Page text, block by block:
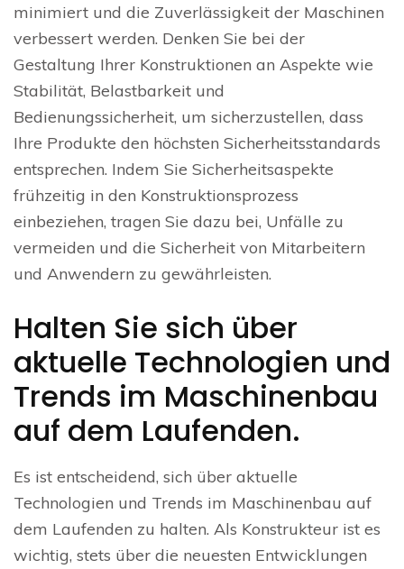
minimiert und die Zuverlässigkeit der Maschinen
verbessert werden. Denken Sie bei der
Gestaltung Ihrer Konstruktionen an Aspekte wie
Stabilität, Belastbarkeit und
Bedienungssicherheit, um sicherzustellen, dass
Ihre Produkte den höchsten Sicherheitsstandards
entsprechen. Indem Sie Sicherheitsaspekte
frühzeitig in den Konstruktionsprozess
einbeziehen, tragen Sie dazu bei, Unfälle zu
vermeiden und die Sicherheit von Mitarbeitern
und Anwendern zu gewährleisten.
Halten Sie sich über
aktuelle Technologien und
Trends im Maschinenbau
auf dem Laufenden.
Es ist entscheidend, sich über aktuelle
Technologien und Trends im Maschinenbau auf
dem Laufenden zu halten. Als Konstrukteur ist es
wichtig, stets über die neuesten Entwicklungen